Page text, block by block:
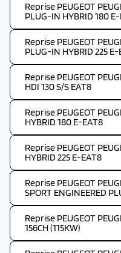
Reprise PEUGEOT
PLUG-IN HYBRID 180
Reprise PEUGEOT
PLUG-IN HYBRID 225 E-
Reprise PEUGEOT
HDI 130 S/S EAT8
Reprise PEUGEOT
HYBRID 180 E-EAT8
Reprise PEUGEOT
HYBRID 225 E-EAT8
Reprise PEUGEOT
SPORT ENGINEERED
Reprise PEUGEOT
156CH (115KW)